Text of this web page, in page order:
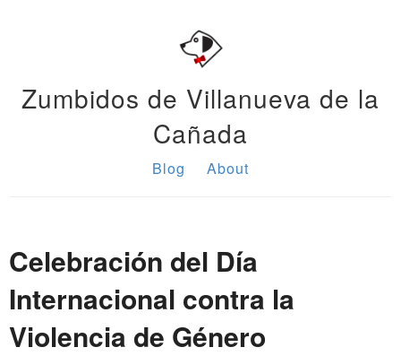
Zumbidos de Villanueva de la
Cañada
Blog About
Celebración del Día
Internacional contra la
Violencia de Género